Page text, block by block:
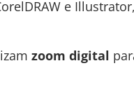
e
zoom digital